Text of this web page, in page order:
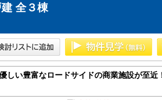
全３棟
しい豊富なロードサイドの商業施設が至近